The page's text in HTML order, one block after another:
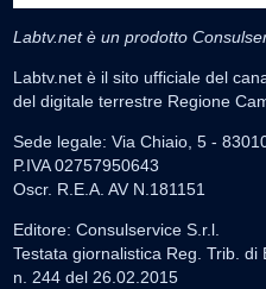
Labtv.net è un prodotto
Labtv.net è il sito ufficiale del
del digitale terrestre Regione
Sede legale: Via Chiaio, 5 -
P.IVA 02757950643
Oscr. R.E.A. AV N.181151
Editore: Consulservice S.r.l.
Testata giornalistica Reg. Trib. di
n. 244 del 26.02.2015